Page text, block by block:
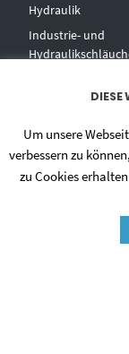
Hydraulik
Industrie- und
DIESE
Um unsere
verbessern zu
zu Cookies